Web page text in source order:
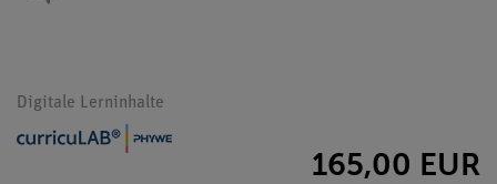
Digitale Lerninhalte
165,00 EUR